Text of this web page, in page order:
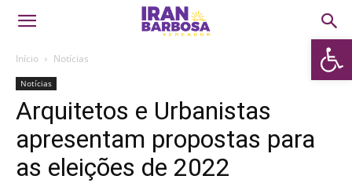
Abrir
Início Notícias
Notícias
Arquitetos e Urbanistas
apresentam propostas para
as eleições de 2022